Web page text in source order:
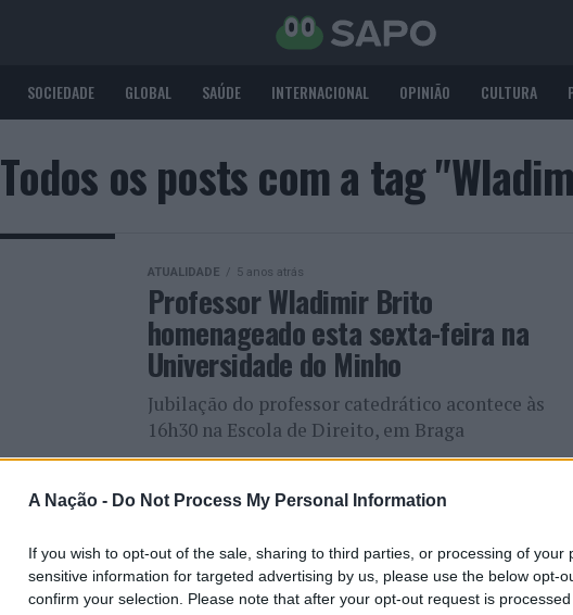
A Nação - Do Not Process My Personal Information
If you wish to opt-out of the sale, sharing to third parties, or processing of your
sensitive information for targeted advertising by us, please use the below opt-
confirm your selection. Please note that after your opt-out request is
SOCIEDADE GLOBAL SAÚDE INTERNACIONAL OPINIÃO CULTURA
Todos os posts com a tag
ATUALIDADE 5 anos atrás
Professor Wladimir Brito
homenageado esta sexta-feira na
Universidade do Minho
Jubilação do professor catedrático acontece às
16h30 na Escola de Direito, em Braga